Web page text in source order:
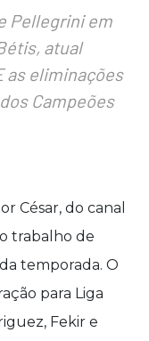
Pellegrini em
atual
as eliminações
Campeões
César, do canal
trabalho de
temporada. O
para Liga
Fekir e